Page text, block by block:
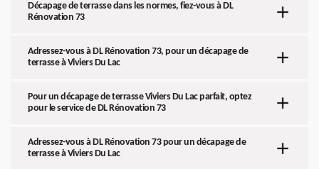
Décapage de terrasse dans les normes, fiez-vous à DL
Rénovation 73
Adressez-vous à DL Rénovation 73, pour un décapage de
terrasse à Viviers Du Lac
Pour un décapage de terrasse Viviers Du Lac parfait, optez
pour le service de DL Rénovation 73
Adressez-vous à DL Rénovation 73 pour un décapage de
terrasse à Viviers Du Lac